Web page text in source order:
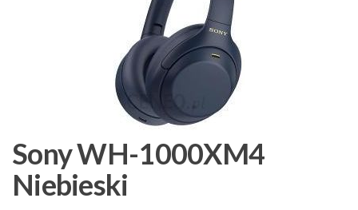
Sony WH-1000XM4
Niebieski